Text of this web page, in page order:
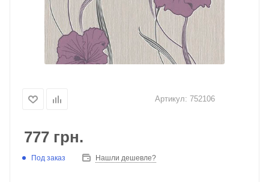
Артикул: 752106
777 грн.
Под заказ Нашли дешевле?